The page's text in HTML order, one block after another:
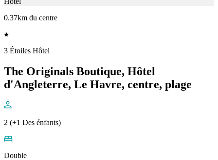
0.37km du centre
3 Étoiles Hôtel
The Originals Boutique, Hôtel
d'Angleterre, Le Havre, centre, plage
2 (+1 Des énfants)
Double